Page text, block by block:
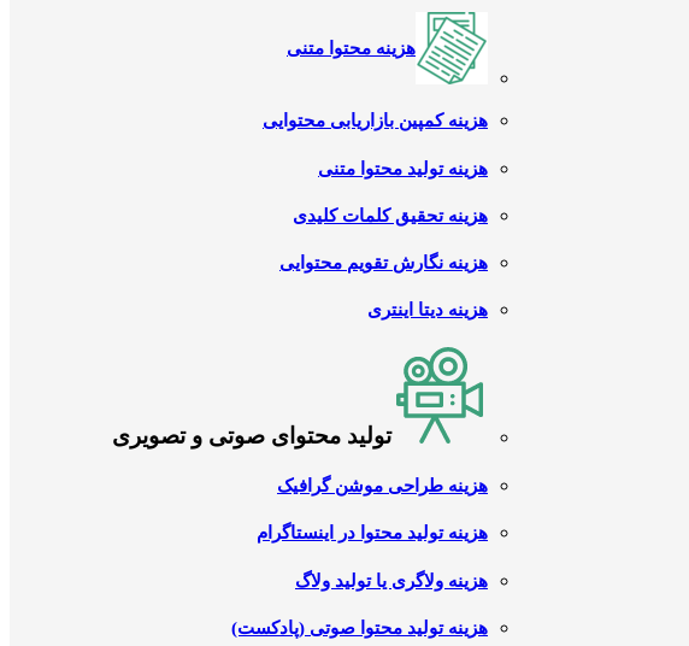
هزینه محتوا متنی
هزینه کمپین بازاریابی محتوایی
هزینه تولید محتوا متنی
هزینه تحقیق کلمات کلیدی
هزینه نگارش تقویم محتوایی
هزینه دیتا اینتری
تولید محتوای صوتی و تصویری
هزینه طراحی موشن گرافیک
هزینه تولید محتوا در اینستاگرام
هزینه ولاگری یا تولید ولاگ
هزینه تولید محتوا صوتی (پادکست)